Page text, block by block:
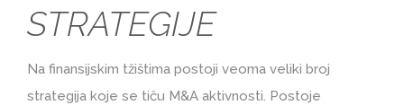
STRATEGIJE
Na finansijskim tžištima postoji veoma veliki broj
strategija koje se tiču M&A aktivnosti. Postoje